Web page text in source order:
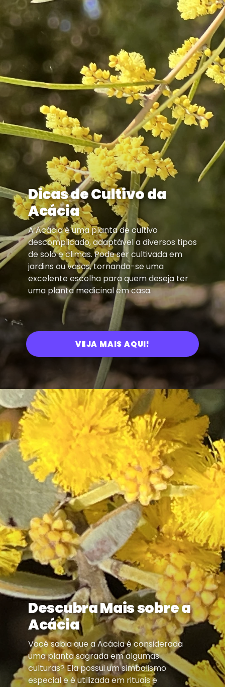
Dicas de Cultivo da
Acácia
A Acácia é uma planta de cultivo
descomplicado, adaptável a diversos tipos
de solo e climas. Pode ser cultivada em
jardins ou vasos, tornando-se uma
excelente escolha para quem deseja ter
uma planta medicinal em casa.
VEJA MAIS AQUI!
Descubra Mais sobre a
Acácia
Você sabia que a Acácia é considerada
uma planta sagrada em algumas
culturas? Ela possui um simbolismo
especial e é utilizada em rituais e